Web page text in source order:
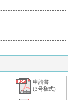
申請書
(3号様式)